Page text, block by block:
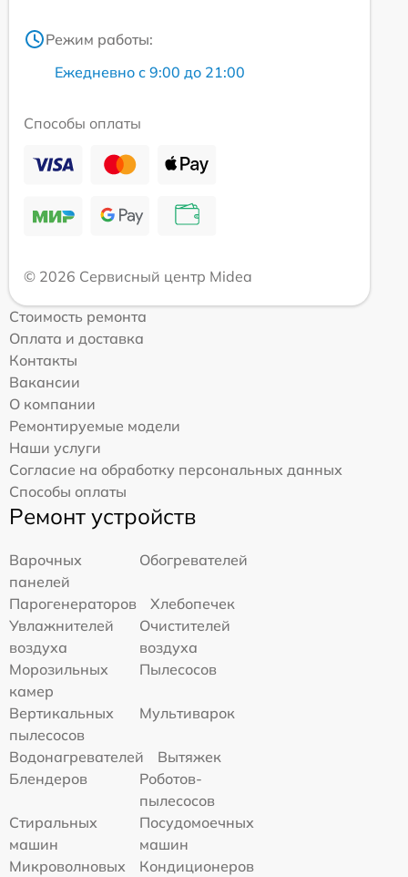
Режим работы:
Ежедневно с 9:00 до 21:00
Способы оплаты
© 2026 Сервисный центр Midea
Стоимость ремонта
Оплата и доставка
Контакты
Вакансии
О компании
Ремонтируемые модели
Наши услуги
Согласие на обработку персональных данных
Способы оплаты
Ремонт устройств
Варочных
панелей
Обогревателей
Парогенераторов
Хлебопечек
Увлажнителей
воздуха
Очистителей
воздуха
Морозильных
камер
Пылесосов
Вертикальных
пылесосов
Мультиварок
Водонагревателей
Вытяжек
Блендеров
Роботов-
пылесосов
Стиральных
машин
Посудомоечных
машин
Микроволновых
Кондиционеров